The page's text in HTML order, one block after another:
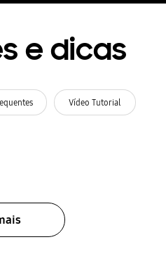
e dicas
Vídeo Tutorial